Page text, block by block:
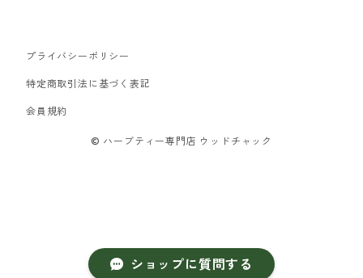
ショップに質問する
プライバシーポリシー
特定商取引法に基づく表記
会員規約
© ハーブティー専門店 ウッドチャック